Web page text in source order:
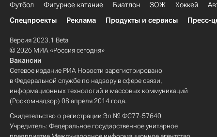
Футбол Фигурное катание Биатлон ЗОЖ Хоккей
Спецпроекты
Реклама Продукты и сервисы Пресс-
Версия 2023.1 Beta
© 2026 МИА «Россия сегодня»
Вакансии
Сетевое издание РИА Новости зарегистрировано
в Федеральной службе по надзору в сфере связи,
информационных технологий и массовых коммуникаций
(Роскомнадзор) 08 апреля 2014 года.
Свидетельство о регистрации Эл № ФС77-57640
Учредитель: Федеральное государственное унитарное